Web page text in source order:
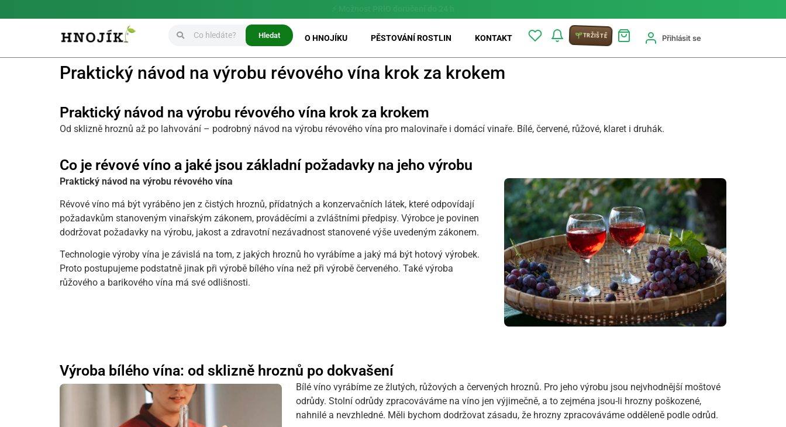
Hledat O HNOJÍKU PĚSTOVÁNÍ ROSTLIN KONTAKT TRŽIŠTĚ Přihlásit se
Praktický návod na výrobu révového vína krok za krokem
Praktický návod na výrobu révového vína krok za krokem
Od sklizně hroznů až po lahvování – podrobný návod na výrobu révového vína pro malovinaře i domácí vinaře. Bílé, červené, růžové, klaret i druhák.
Co je révové víno a jaké jsou základní požadavky na jeho výrobu
Praktický návod na výrobu révového vína
Révové víno má být vyráběno jen z čistých hroznů, přídatných a konzervačních látek, které odpovídají
požadavkům stanoveným vinařským zákonem, prováděcími a zvláštními předpisy. Výrobce je povinen
dodržovat požadavky na výrobu, jakost a zdravotní nezávadnost stanovené výše uvedeným zákonem.
Technologie výroby vína je závislá na tom, z jakých hroznů ho vyrábíme a jaký má být hotový výrobek.
Proto postupujeme podstatně jinak při výrobě bílého vína než při výrobě červeného. Také výroba
růžového a barikového vína má své odlišnosti.
Výroba bílého vína: od sklizně hroznů po dokvašení
Bílé víno vyrábíme ze žlutých, růžových a červených hroznů. Pro jeho výrobu jsou nejvhodnější moštové
odrůdy. Stolní odrůdy zpracováváme na víno jen výjimečně, a to zejména jsou-li hrozny poškozené,
nahnilé a nevzhledné. Měli bychom dodržovat zásadu, že hrozny zpracováváme odděleně podle odrůd.